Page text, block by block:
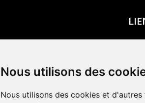
Nous utilisons des
Nous utilisons des cookies et